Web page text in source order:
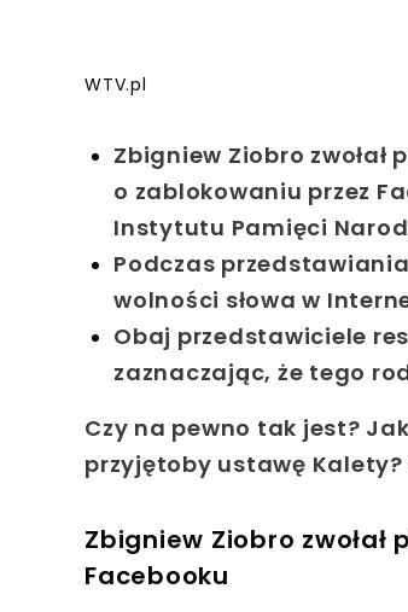
WTV.pl
Zbigniew Ziobro
o zablokowaniu przez
Instytutu Pamięci
Podczas
wolności słowa w
Obaj przedstawiciele
zaznaczając, że tego
Czy na pewno tak jest?
przyjętoby ustawę Kalety?
Zbigniew Ziobro
Facebooku